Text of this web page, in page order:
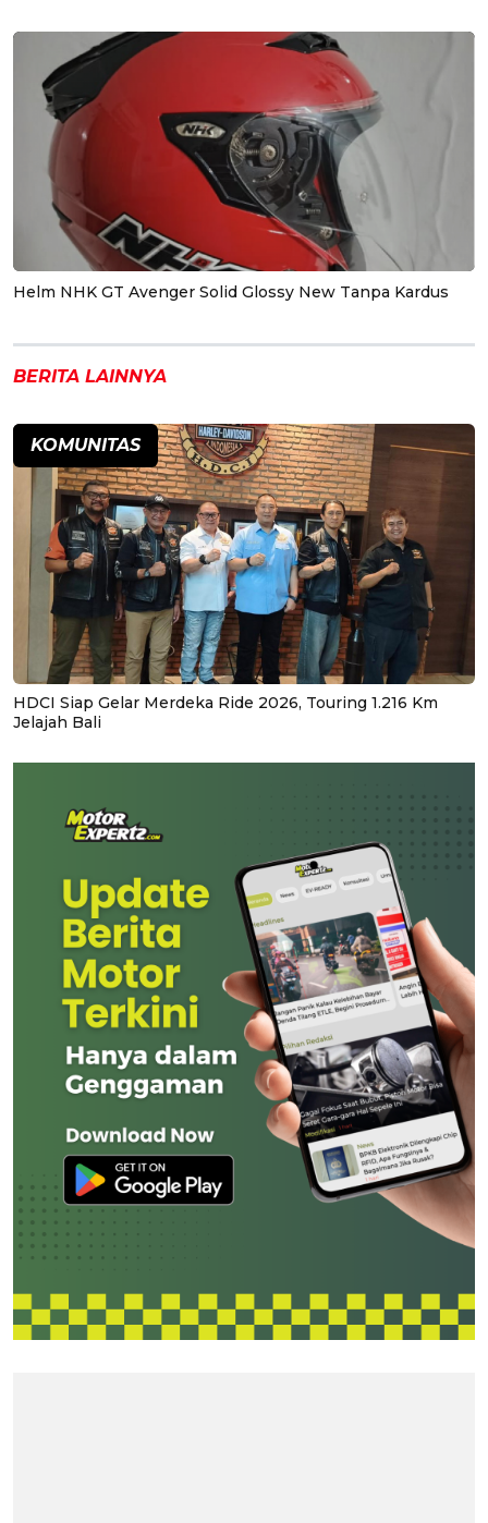
Helm NHK GT Avenger Solid Glossy New Tanpa Kardus
BERITA LAINNYA
KOMUNITAS
HDCI Siap Gelar Merdeka Ride 2026, Touring 1.216 Km
Jelajah Bali